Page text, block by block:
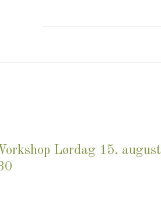
Lørdag 15. august